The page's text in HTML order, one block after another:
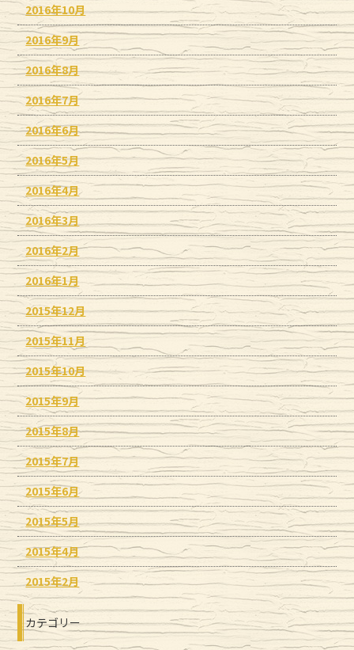
2016年10月
2016年9月
2016年8月
2016年7月
2016年6月
2016年5月
2016年4月
2016年3月
2016年2月
2016年1月
2015年12月
2015年11月
2015年10月
2015年9月
2015年8月
2015年7月
2015年6月
2015年5月
2015年4月
2015年2月
カテゴリー